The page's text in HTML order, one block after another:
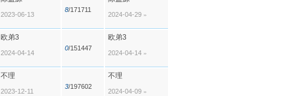
2023-06-13
8/171711
2024-04-29 »
欧弟3
2024-04-14
0/151447
欧弟3
2024-04-14 »
不理
2023-12-11
3/197602
不理
2024-04-09 »